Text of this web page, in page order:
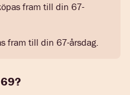
fram till din 67-
fram till din 67-årsdag.